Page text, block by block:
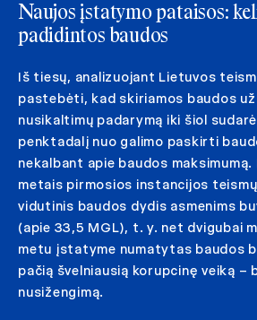
Naujos įstatymo pataisos:
padidintos baudos
Iš tiesų, analizuojant Lietuvos
pastebėti, kad skiriamos baudos
nusikaltimų padarymą iki šiol
penktadalį nuo galimo paskirti
nekalbant apie baudos
metais pirmosios instancijos
vidutinis baudos dydis asmenims
(apie 33,5 MGL), t. y. net dvigubai
metu įstatyme numatytas baudos
pačią švelniausią korupcinę veiką –
nusižengimą.